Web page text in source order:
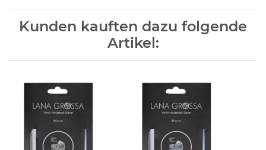
Kunden kauften dazu folgende
Artikel: